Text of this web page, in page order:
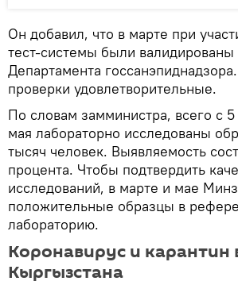
Он добавил, что в марте при
тест-системы были валидированы
Департамента
проверки удовлетворительные.
По словам замминистра, всего с
мая лабораторно исследованы
тысяч человек. Выявляемость
процента. Чтобы подтвердить
исследований, в марте и мае
положительные образцы в
лабораторию.
Коронавирус и карантин
Кыргызстана